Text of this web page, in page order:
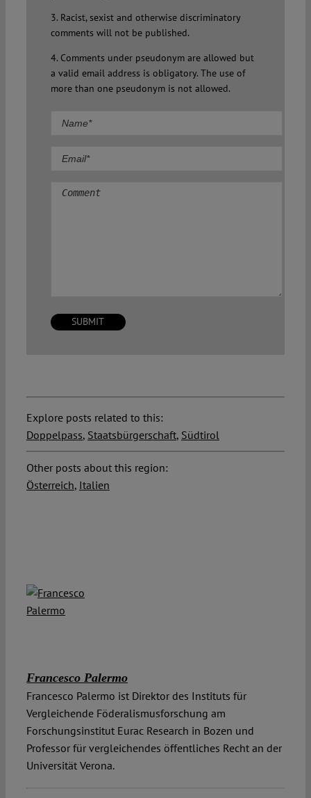
3. Racist, sexist and otherwise discriminatory
comments will not be published.
4. Comments under pseudonym are allowed but
a valid email address is obligatory. The use of
more than one pseudonym is not allowed.
Comment
Explore posts related to this:
Doppelpass, Staatsbürgerschaft, Südtirol
Other posts about this region:
Österreich, Italien
Francesco Palermo
Francesco Palermo ist Direktor des Instituts für
Vergleichende Föderalismusforschung am
Forschungsinstitut Eurac Research in Bozen und
Professor für vergleichendes öffentliches Recht an der
Universität Verona.